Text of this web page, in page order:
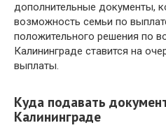
дополнительные документы,
возможность семьи по
положительного решения по
Калининграде ставится на
выплаты.
Куда подавать
Калининграде